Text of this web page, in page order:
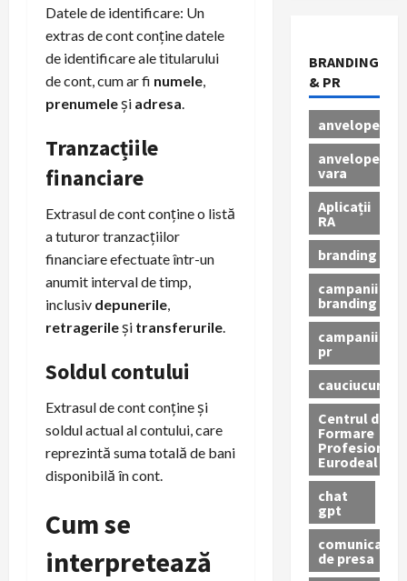
Datele de identificare: Un
extras de cont conține datele
de identificare ale titularului
de cont, cum ar fi numele
prenumeleși adresa
Tranzacțiile
financiare
Extrasul de cont conține o listă
a tuturor tranzacțiilor
financiare efectuate într-un
anumit interval de timp,
inclusiv depunerile
retragerileși transferurile
Soldul contului
Extrasul de cont conține și
soldul actual al contului, care
reprezintă suma totală de bani
disponibilă în cont.
Cum se
interpretează
BRANDING
& PR
anvelope
anvelope
vara
Aplicații
RA
branding
campanii
branding
campanii
pr
cauciucuri
Centrul de
Formare
Profesionala
Eurodeal
chat
gpt
comunicat
de presa